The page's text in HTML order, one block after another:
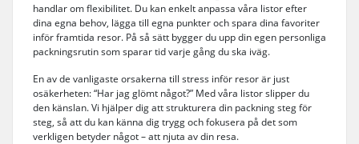
handlar om flexibilitet. Du kan enkelt anpassa våra listor efter
dina egna behov, lägga till egna punkter och spara dina favoriter
inför framtida resor. På så sätt bygger du upp din egen personliga
packningsrutin som sparar tid varje gång du ska iväg.
En av de vanligaste orsakerna till stress inför resor är just
osäkerheten: “Har jag glömt något?” Med våra listor slipper du
den känslan. Vi hjälper dig att strukturera din packning steg för
steg, så att du kan känna dig trygg och fokusera på det som
verkligen betyder något – att njuta av din resa.